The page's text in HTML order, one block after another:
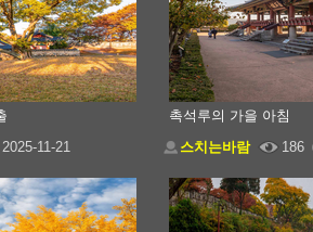
2025-11-21
촉석루의 가을 아침
스치는바람
186